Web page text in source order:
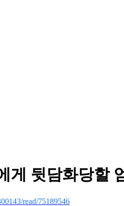
게 뒷담화당할
read/75189546